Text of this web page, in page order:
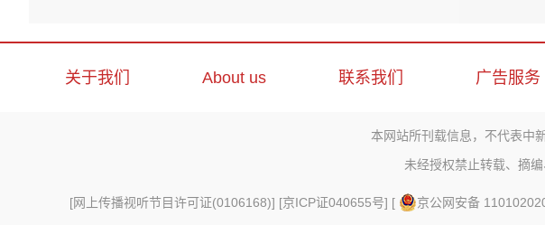
关于我们 About us 联系我们 广告服务
本网站所刊载信息，不代表中
未经授权禁止转载、摘
[网上传播视听节目许可证(0106168)] [京ICP证040655号] [ 京公网安备